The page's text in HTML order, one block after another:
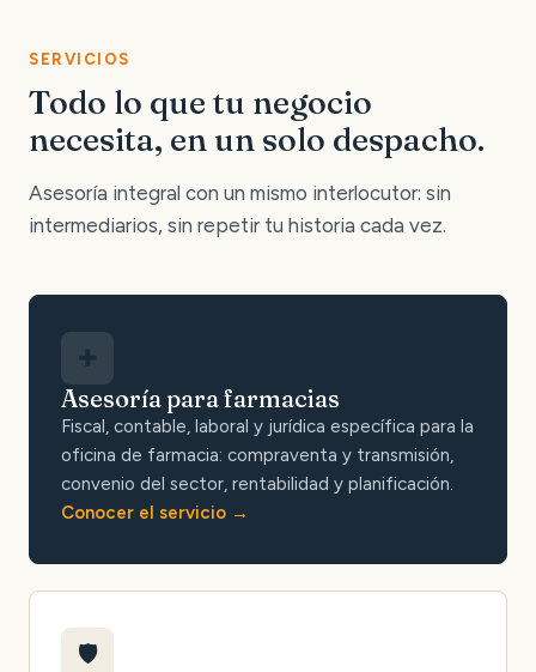
SERVICIOS
Todo lo que tu negocio
necesita, en un solo despacho.
Asesoría integral con un mismo interlocutor: sin
intermediarios, sin repetir tu historia cada vez.
Asesoría para farmacias
Fiscal, contable, laboral y jurídica específica para la
oficina de farmacia: compraventa y transmisión,
convenio del sector, rentabilidad y planificación.
Conocer el servicio
🛡️